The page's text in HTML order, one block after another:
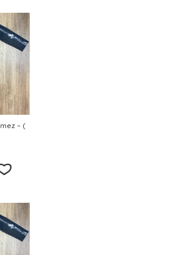
– (